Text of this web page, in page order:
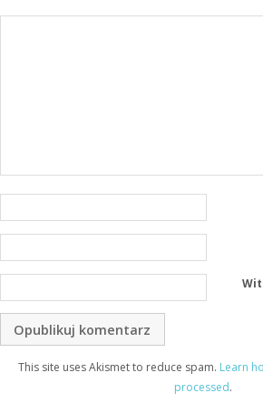
This site uses Akismet to reduce spam. Learn
processed.